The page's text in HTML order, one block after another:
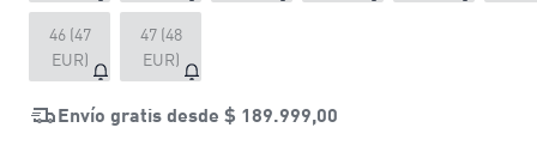
46 (47
EUR)
47 (48
EUR)
Envío gratis desde $ 189.999,00